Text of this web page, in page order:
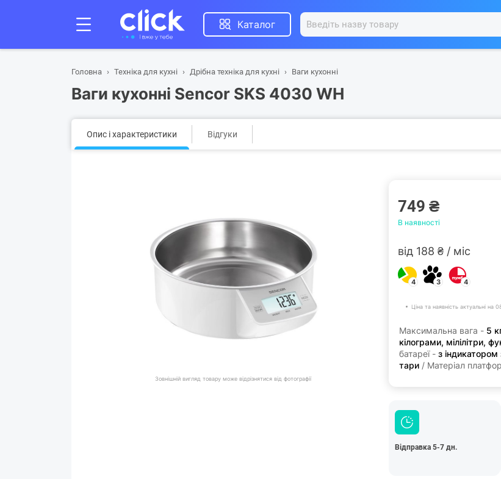
Каталог
Головна Техніка для кухні Дрібна техніка для кухні Ваги кухонні
Ваги кухонні Sencor SKS 4030 WH
Опис і характеристики Відгуки
Зовнішній вигляд товару може відрізнятися від фотографії
749 ₴
В наявності
від 188 ₴ / міс
4 3 4
Ціна та наявність актуальні на
Максимальна вага - 5
кілограми, мілілітри,
батареї - з індикатором
тари / Матеріал
Відправка 5-7 дн.